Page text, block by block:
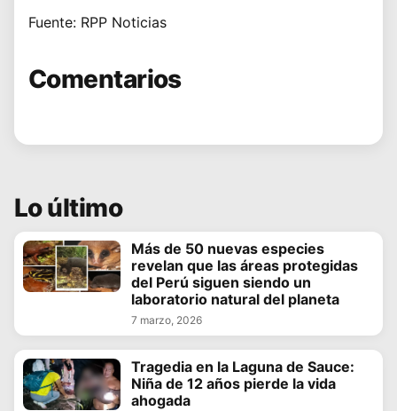
Fuente: RPP Noticias
Comentarios
Lo último
Más de 50 nuevas especies
revelan que las áreas protegidas
del Perú siguen siendo un
laboratorio natural del planeta
7 marzo, 2026
Tragedia en la Laguna de Sauce:
Niña de 12 años pierde la vida
ahogada